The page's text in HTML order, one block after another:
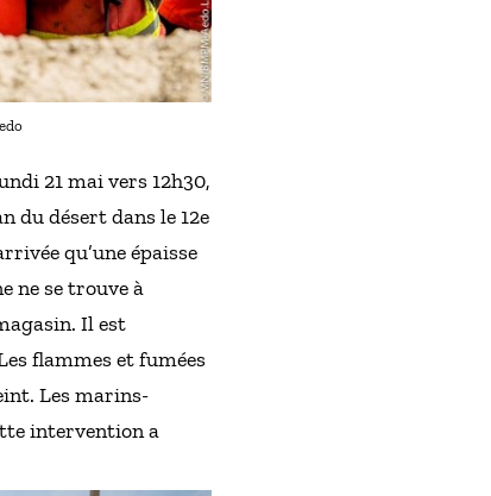
21 mai vers 12h30,
du désert dans le 12e
qu’une épaisse
ne se trouve à
Il est
flammes et fumées
Les marins-
intervention a